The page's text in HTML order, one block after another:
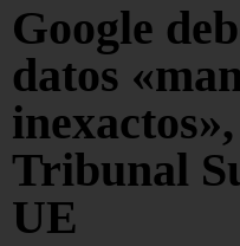
Google
datos
Tribunal
UE